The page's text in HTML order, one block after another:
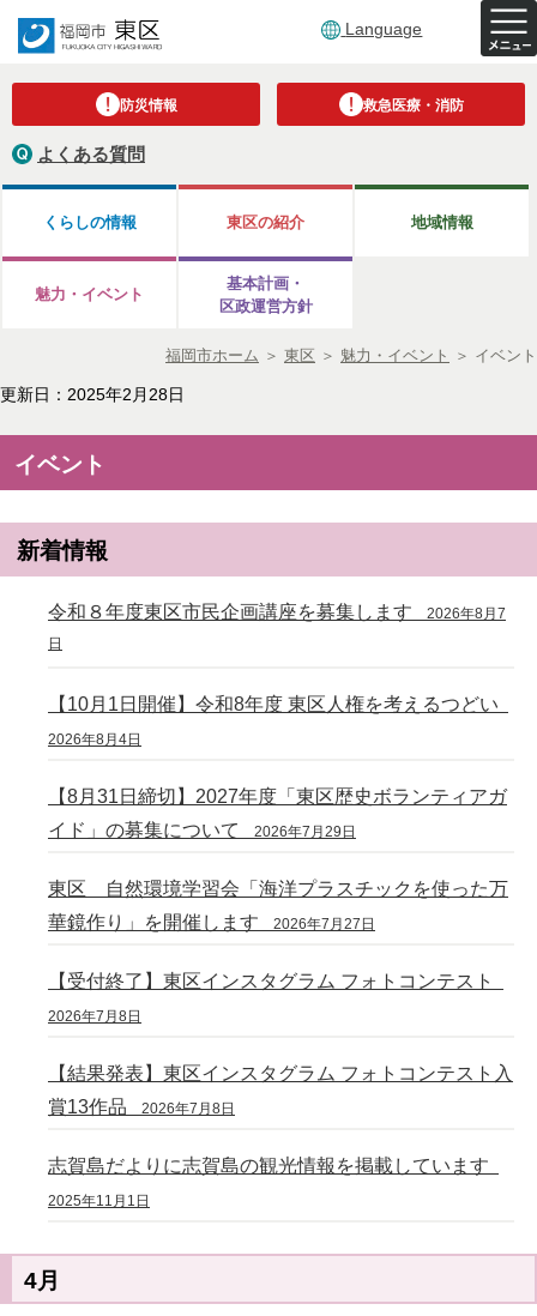
Language
防災情報 救急医療・消防
よくある質問
くらしの情報 東区の紹介 地域情報
魅力・イベント
基本計画・
区政運営方針
福岡市ホーム ＞ 東区 ＞ 魅力・イベント ＞ イベント
更新日：2025年2月28日
イベント
新着情報
令和８年度東区市民企画講座を募集します 2026年8月7
日
【10月1日開催】令和8年度 東区人権を考えるつどい
2026年8月4日
【8月31日締切】2027年度「東区歴史ボランティアガ
イド」の募集について
2026年7月29日
東区 自然環境学習会「海洋プラスチックを使った万
華鏡作り」を開催します
2026年7月27日
【受付終了】東区インスタグラム フォトコンテスト
2026年7月8日
【結果発表】東区インスタグラム フォトコンテスト入
賞13作品
2026年7月8日
志賀島だよりに志賀島の観光情報を掲載しています
2025年11月1日
4月